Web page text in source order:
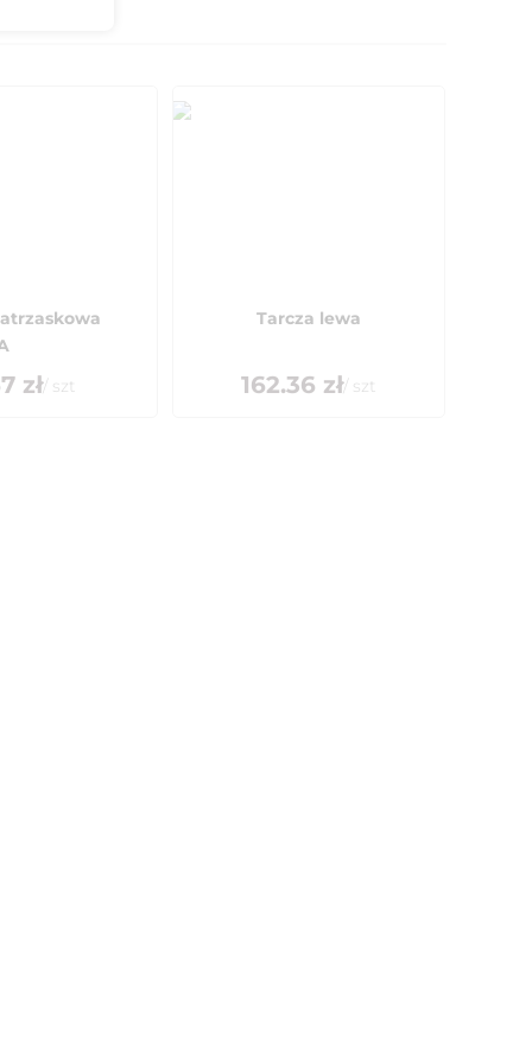
zł/ szt
Tarcza lewa
162.36 zł/ szt